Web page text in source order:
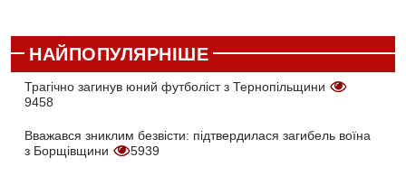
НАЙПОПУЛЯРНІШЕ
Трагічно загинув юний футболіст з Тернопільщини
9458
Вважався зниклим безвісти: підтвердилася загибель воїна
з Борщівщини
5939